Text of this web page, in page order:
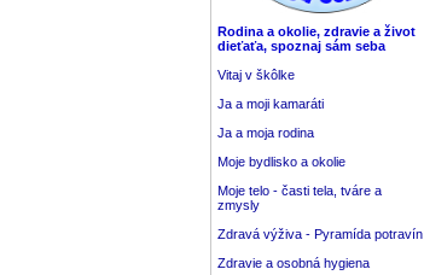
Rodina a okolie, zdravie a život
dieťaťa, spoznaj sám seba
Vitaj v škôlke
Ja a moji kamaráti
Ja a moja rodina
Moje bydlisko a okolie
Moje telo - časti tela, tváre a
zmysly
Zdravá výživa - Pyramída potravín
Zdravie a osobná hygiena